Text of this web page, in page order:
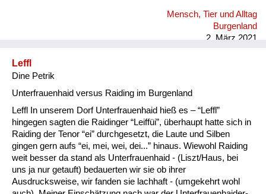
Mensch, Tier und Alltag
Burgenland
2. März 2021
Leffl
Dine Petrik
Unterfrauenhaid versus Raiding im Burgenland
Leffl In unserem Dorf Unterfrauenhaid hieß es – “Leffl”
hingegen sagten die Raidinger “Leiffüi”, überhaupt hatte sich in
Raiding der Tenor “ei” durchgesetzt, die Laute und Silben
gingen gern aufs “ei, mei, wei, dei...” hinaus. Wiewohl Raiding
weit besser da stand als Unterfrauenhaid - (Liszt/Haus, bei
uns ja nur getauft) bedauerten wir sie ob ihrer
Ausdrucksweise, wir fanden sie lachhaft - (umgekehrt wohl